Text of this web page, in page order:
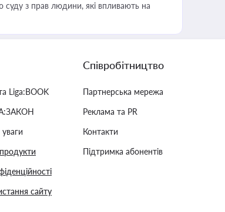
суду з прав людини, які впливають на
Liga:BOOK
сайту
Співробітництво
Партнерська мережа
Реклама та PR
Контакти
Підтримка абонентів